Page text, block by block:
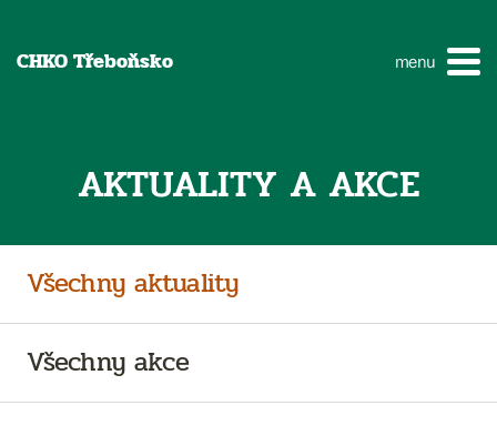
CHKO Třeboňsko menu
AKTUALITY A AKCE
Všechny aktuality
Všechny akce